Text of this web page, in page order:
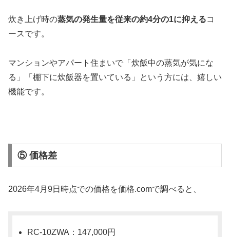
炊き上げ時の蒸気の発生量を従来の約4分の1に抑えるコ
ースです。
マンションやアパート住まいで「炊飯中の蒸気が気にな
る」「棚下に炊飯器を置いている」という方には、嬉しい
機能です。
⑤ 価格差
2026年4月9日時点での価格を価格.comで調べると、
RC-10ZWA：147,000円